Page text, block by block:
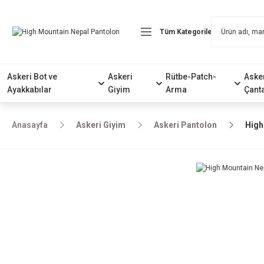
Askeri Bot ve
Ayakkabılar
Askeri
Giyim
Rütbe-Patch-
Arma
Anasayfa Askeri Giyim Askeri Pantolon